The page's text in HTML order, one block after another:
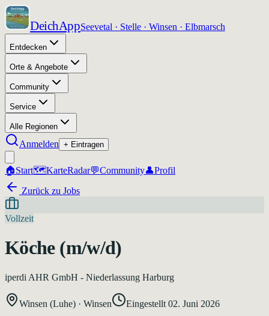
DeichAppSeevetal · Stelle · Winsen · Elbmarsch
Entdecken
Orte & Angebote
Community
Service
Alle Regionen
Anmelden + Eintragen
🏠Start🗺️KarteRadar💬Community👤Profil
Zurück zu Jobs
Vollzeit
Köche (m/w/d)
iperdi AHR GmbH - Niederlassung Harburg
Winsen (Luhe) · Winsen Eingestellt 02. Juni 2026